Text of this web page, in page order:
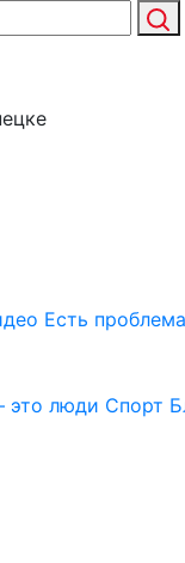
Есть проблема
это люди Спорт